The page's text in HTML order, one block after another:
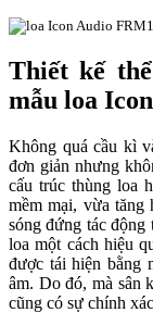
Thiết kế
mẫu loa
Không quá cầu kì
đơn giản nhưng
cấu trúc thùng loa
mềm mại, vừa tăng
sóng đứng tác động
loa một cách hiệu
được tái hiện bằng
âm. Do đó, mà sân
cũng có sự chính